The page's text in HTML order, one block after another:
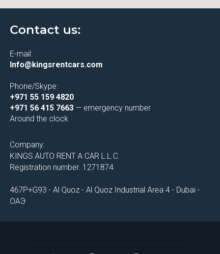
Contact us:
E-mail:
Info@kingsrentcars.com
Phone/Skype:
+971 55 159 4820
+971 56 415 7663 — emergency number
Around the clock
Company:
KINGS AUTO RENT A CAR L.L.C.
Registration number. 1271874
467P+G93 - Al Quoz - Al Quoz Industrial Area 4 - Dubai -
ОАЭ